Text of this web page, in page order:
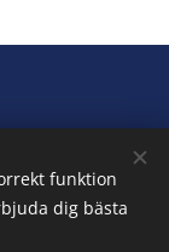
funktion
dig bästa